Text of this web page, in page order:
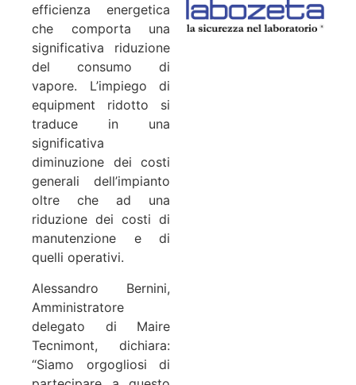
efficienza energetica
che comporta una
significativa riduzione
del consumo di
vapore. L’impiego di
equipment ridotto si
traduce in una
significativa
diminuzione dei costi
generali dell’impianto
oltre che ad una
riduzione dei costi di
manutenzione e di
quelli operativi.
Alessandro Bernini,
Amministratore
delegato di Maire
Tecnimont, dichiara:
“Siamo orgogliosi di